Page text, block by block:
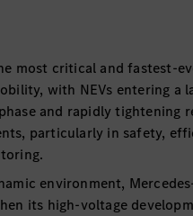
most critical and fastest-
with NEVs entering a
and rapidly tightening
particularly in safety,
environment,
its high-voltage